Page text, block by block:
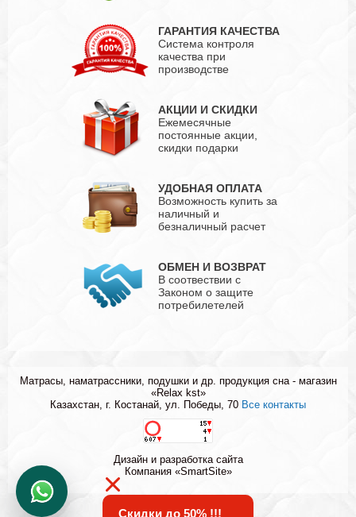
ГАРАНТИЯ КАЧЕСТВА
Система контроля
качества при
производстве
АКЦИИ И СКИДКИ
Ежемесячные
постоянные акции,
скидки подарки
УДОБНАЯ ОПЛАТА
Возможность купить за
наличный и
безналичный расчет
ОБМЕН И ВОЗВРАТ
В соотвествии с
Законом о защите
потребилетелей
Матрасы, наматрассники, подушки и др. продукция сна - магазин
«Relax kst»
Казахстан, г. Костанай, ул. Победы, 70 Все контакты
Дизайн и разработка сайта
Компания «SmartSite»
Скидки до 50% !!!